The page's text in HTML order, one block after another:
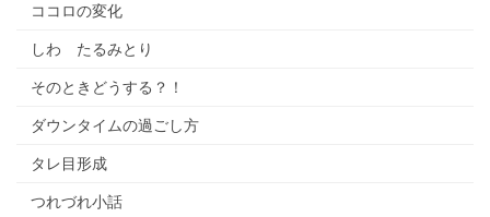
ココロの変化
しわ たるみとり
そのときどうする？！
ダウンタイムの過ごし方
タレ目形成
つれづれ小話